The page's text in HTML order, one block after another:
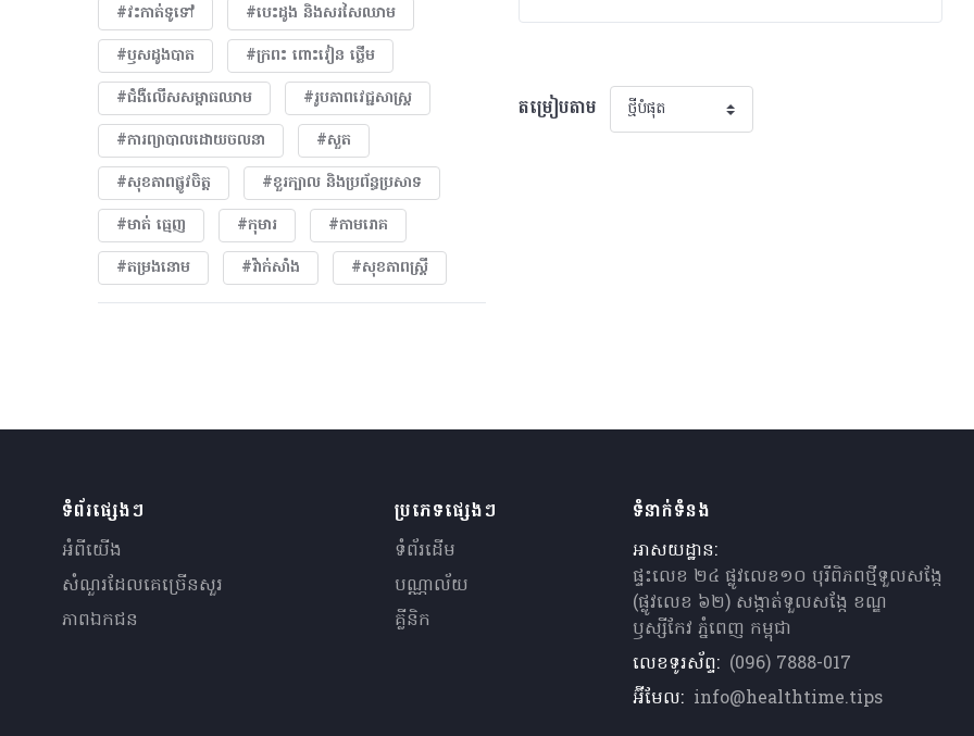
#វះកាត់ទូទៅ
#បេះដូង​ និងសរសៃឈាម
#ឫសដូងបាត
#ក្រពះ ពោះវៀន ថ្លើម
#ជំងឺលើសសម្ពាធឈាម
#​រូបភាពវេជ្ជសាស្រ្ត
#ការព្យាបាលដោយ​ចលនា
#សួត
#សុខភាពផ្លូវចិត្ត
#ខួរក្បាល និងប្រព័ន្ធប្រសាទ
#មាត់ ធ្មេញ
#កុមារ
#កាមរោគ
#តម្រងនោម
#វ៉ាក់សាំង #សុខភាពស្រ្តី
តម្រៀបតាម
ទំព័រផ្សេងៗ
អំពីយើង
សំណួរ​ដែលគេ​ច្រើន​សួរ
ភាពឯកជន
ប្រភេទផ្សេងៗ
ទំព័រដើម
បណ្ណាល័យ
គ្លីនិក
ទំនាក់ទំនង
អាសយដ្ឋាន:
ផ្ទះលេខ ២៤ ផ្លូវលេខ១០ បុរីពិភពថ្មីទួលសង្កែ
(ផ្លូវលេខ ៦២) សង្កាត់ទួលសង្កែ ខណ្ឌ
ឫស្សីកែវ ភ្នំពេញ កម្ពុជា
លេខទូរស័ព្ទ: (096) 7888-017
អ៊ីមែល: info@healthtime.tips